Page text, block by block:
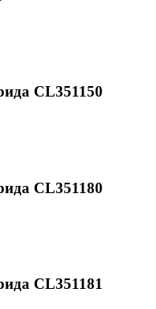
CL351150
CL351180
CL351181